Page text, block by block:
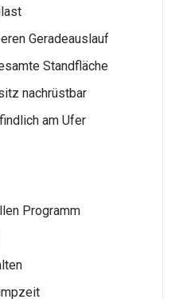
Geradeauslauf
Standfläche
nachrüstbar
am Ufer
Programm